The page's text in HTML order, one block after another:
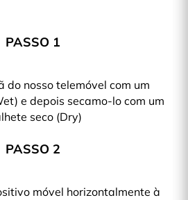
PASSO 1
do nosso telemóvel com um
e depois secamo-lo com um
seco (Dry)
PASSO 2
móvel horizontalmente à